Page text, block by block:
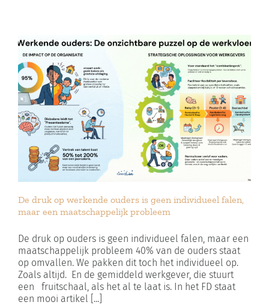
De druk op werkende ouders is geen individueel falen,
maar een maatschappelijk probleem
De druk op ouders is geen individueel falen, maar een
maatschappelijk probleem 40% van de ouders staat
op omvallen. We pakken dit toch het individueel op.
Zoals altijd. En de gemiddeld werkgever, die stuurt
een fruitschaal, als het al te laat is. In het FD staat
een mooi artikel [...]